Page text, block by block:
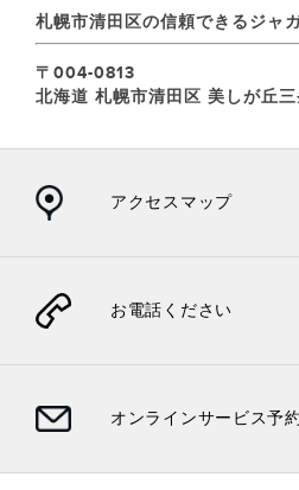
札幌市清田区の信頼できるジャ
〒004-0813
北海道 札幌市清田区 美しが丘
アクセスマップ
お電話ください
オンラインサービス予